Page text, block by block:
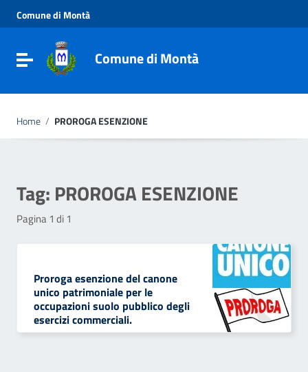
Vai al menu di navigazione
Vai al footer
Comune di Montà
Toggle navigationComune di Montà
Home / PROROGA ESENZIONE
Tag: PROROGA ESENZIONE
Pagina 1 di 1
Proroga esenzione del canone
unico patrimoniale per le
occupazioni suolo pubblico degli
esercizi commerciali.